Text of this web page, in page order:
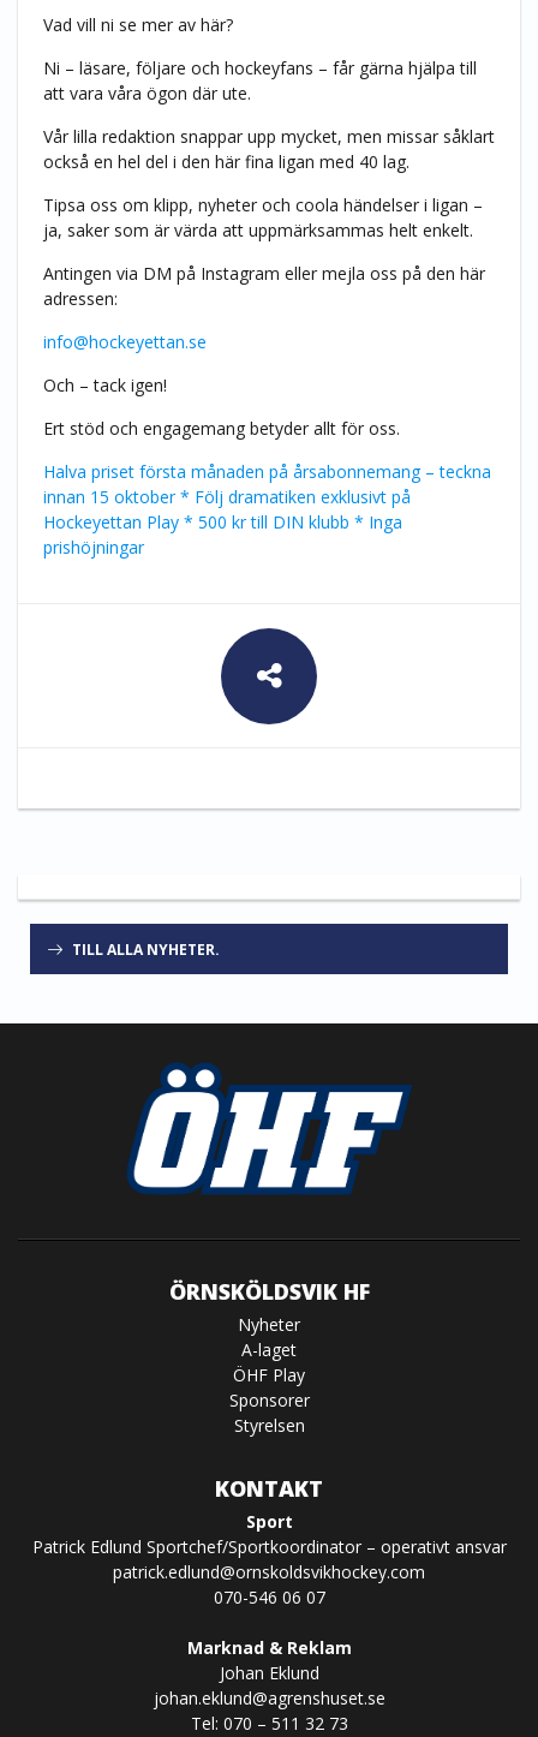
Vad vill ni se mer av här?
Ni – läsare, följare och hockeyfans – får gärna hjälpa till
att vara våra ögon där ute.
Vår lilla redaktion snappar upp mycket, men missar såklart
också en hel del i den här fina ligan med 40 lag.
Tipsa oss om klipp, nyheter och coola händelser i ligan –
ja, saker som är värda att uppmärksammas helt enkelt.
Antingen via DM på Instagram eller mejla oss på den här
adressen:
info@hockeyettan.se
Och – tack igen!
Ert stöd och engagemang betyder allt för oss.
Halva priset första månaden på årsabonnemang – teckna
innan 15 oktober * Följ dramatiken exklusivt på
Hockeyettan Play * 500 kr till DIN klubb * Inga
prishöjningar
TILL ALLA NYHETER.
ÖRNSKÖLDSVIK HF
Nyheter
A-laget
ÖHF Play
Sponsorer
Styrelsen
KONTAKT
Sport
Patrick Edlund Sportchef/Sportkoordinator – operativt ansvar
patrick.edlund@ornskoldsvikhockey.com
070-546 06 07
Marknad & Reklam
Johan Eklund
johan.eklund@agrenshuset.se
Tel: 070 – 511 32 73